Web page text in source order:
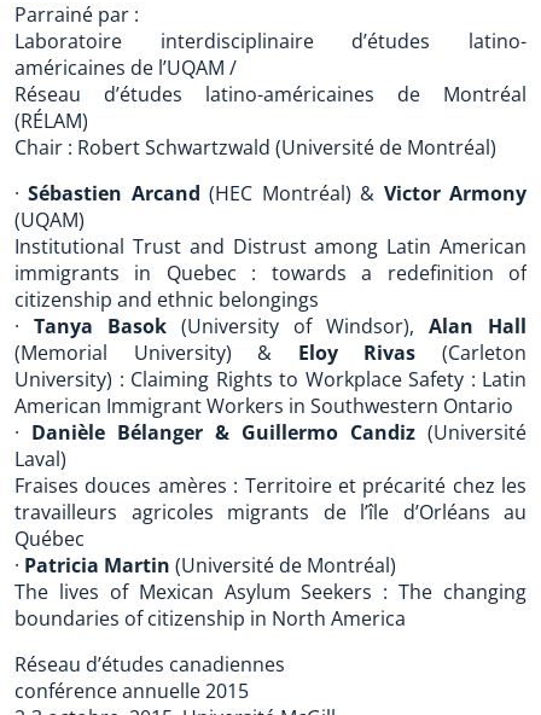
Parrainé par :
Laboratoire interdisciplinaire d’études latino-
américaines de l’UQAM /
Réseau d’études latino-américaines de Montréal
(RÉLAM)
Chair : Robert Schwartzwald (Université de Montréal)
·Sébastien Arcand (HEC Montréal) & Victor Armony
(UQAM)
Institutional Trust and Distrust among Latin American
immigrants in Quebec : towards a redefinition of
citizenship and ethnic belongings
· Tanya Basok (University of Windsor), Alan Hall
(Memorial University) & Eloy Rivas (Carleton
University) : Claiming Rights to Workplace Safety : Latin
American Immigrant Workers in Southwestern Ontario
· Danièle Bélanger & Guillermo Candiz (Université
Laval)
Fraises douces amères : Territoire et précarité chez les
travailleurs agricoles migrants de l’île d’Orléans au
Québec
· Patricia Martin (Université de Montréal)
The lives of Mexican Asylum Seekers : The changing
boundaries of citizenship in North America
Réseau d’études canadiennes
conférence annuelle 2015